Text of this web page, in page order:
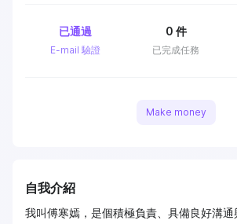
E-mail 驗證
已通過
已完成任務
0 件
Make money
自我介紹
我叫傅寒嫣，是個積極負責、具備良好溝